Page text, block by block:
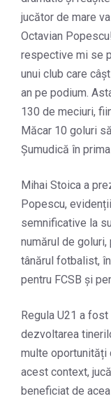
jucător de mare
Octavian
respective mi se
unui club care
an pe podium.
130 de meciuri,
Măcar 10 goluri
Șumudică în
Mihai Stoica a
Popescu,
semnificative la
numărul de
tânărul fotbalist,
pentru FCSB și
Regula U21 a
dezvoltarea
multe oportunități
acest context,
beneficiat de